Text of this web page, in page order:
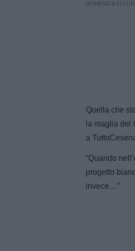
DOMENICA 13
Quella che
la maglia del
a
“Quando
progetto
invece…”